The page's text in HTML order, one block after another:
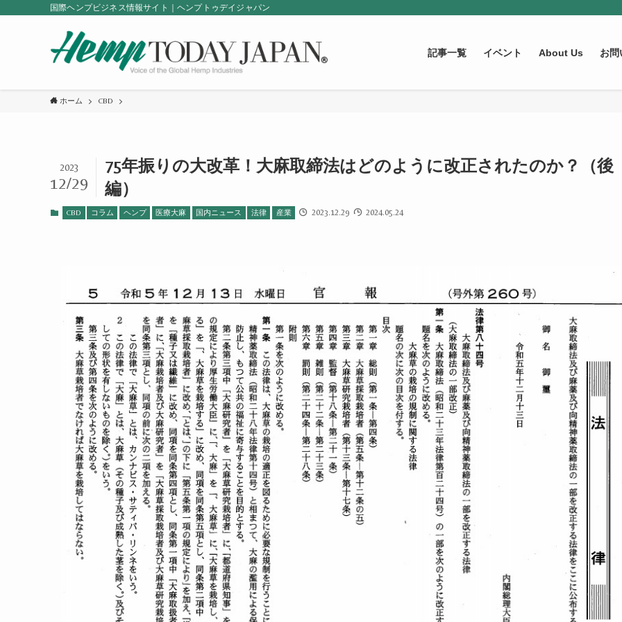
国際ヘンプビジネス情報サイト｜ヘンプトゥデイジャパン
記事一覧 イベント About Us お問
ホーム CBD
75年振りの大改革！大麻取締法はどのように改正されたのか？（後
編）
2023
12/29
CBD コラム ヘンプ 医療大麻 国内ニュース 法律 産業 2023.12.29 2024.05.24